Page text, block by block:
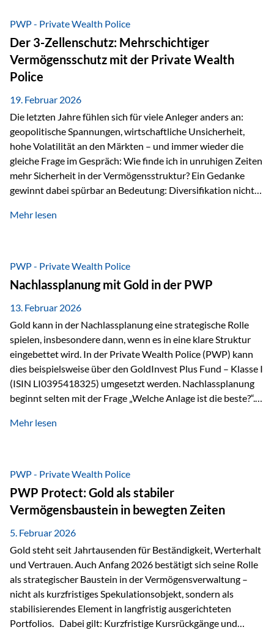
Währungen: +11,5 % Bereits 2025 war ein außergewöhnlich
starkes Jahr: +64,4 % in USD Durchschnitt über alle
Währungen: +56,6 % Langfristig zeigt sich ebenfalls ein
solides…
PWP - Private Wealth Police
Der 3-Zellenschutz: Mehrschichtiger
Vermögensschutz mit der Private Wealth
Police
19. Februar 2026
Die letzten Jahre fühlen sich für viele Anleger anders an:
geopolitische Spannungen, wirtschaftliche Unsicherheit,
hohe Volatilität an den Märkten – und immer wieder die
gleiche Frage im Gespräch: Wie finde ich in unruhigen Zeiten
mehr Sicherheit in der Vermögensstruktur? Ein Gedanke
gewinnt dabei spürbar an Bedeutung: Diversifikation nicht
Wer Vermögen ausschließlich in einem Rechtsraum
Liechtenstein eine Rolle spielen: außerhalb der EU, ohne
Euro, mit einem eigenständigen Rechts- und Finanzplatz.
Und genau an dieser Stelle setzt der 3-Zellenschutz an –…
Mehr lesen
PWP - Private Wealth Police
Nachlassplanung mit Gold in der PWP
13. Februar 2026
Gold kann in der Nachlassplanung eine strategische Rolle
spielen, insbesondere dann, wenn es in eine klare Struktur
eingebettet wird. In der Private Wealth Police (PWP) kann
dies beispielsweise über den GoldInvest Plus Fund – Klasse I
(ISIN LI0395418325) umgesetzt werden. Nachlassplanung
beginnt selten mit der Frage „Welche Anlage ist die beste?“.
was bekommen – wann – und in welcher Struktur?Und vor
bei größeren Vermögen ist das entscheidend.
Mehr lesen
PWP - Private Wealth Police
PWP Protect: Gold als stabiler
Vermögensbaustein in bewegten Zeiten
5. Februar 2026
Gold steht seit Jahrtausenden für Beständigkeit, Werterhalt
und Vertrauen. Auch Anfang 2026 bestätigt sich seine Rolle
als strategischer Baustein in der Vermögensverwaltung –
nicht als kurzfristiges Spekulationsobjekt, sondern als
stabilisierendes Element in langfristig ausgerichteten
Portfolios. Dabei gilt: Kurzfristige Kursrückgänge und